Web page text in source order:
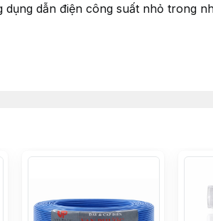
dẫn điện công suất nhỏ trong